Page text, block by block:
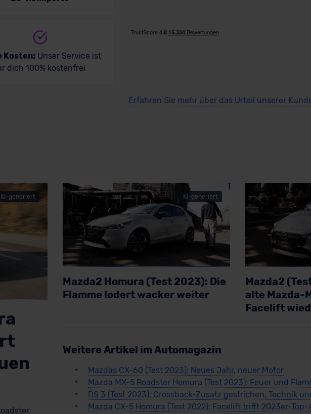
Kosten: Unser Service ist
dich 100% kostenfrei
Erfahren Sie mehr über das Urteil unserer
KI-generiert KI-generiert
Mazda2 Homura (Test 2023): Die
Flamme lodert wacker weiter
Mazda2
alte Mazda-
Facelift
Weitere Artikel im Automagazin
Mazdas CX-60 (Test 2023): Neues Jahr, neuer Motor
Mazda MX-5 Roadster Homura (Test 2023): Feuer und
DS 3 (Test 2023): Crossback-Zusatz gestrichen, Technik
Mazda CX-5 Homura (Test 2022): Facelift trifft 2023er-